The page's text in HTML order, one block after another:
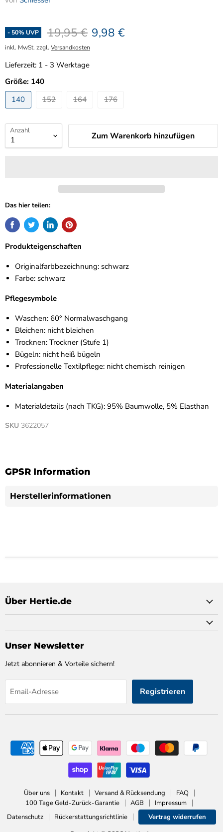
- 50% UVP Ursprünglicher Preis
19,95 € Aktueller Preis
9,98 €
inkl. MwSt. zzgl. Versandkosten
Lieferzeit: 1 - 3 Werktage
Größe: 140
140
152 164 176
Anzahl Zum Warenkorb hinzufügen
Das hier teilen:
Produkteigenschaften
Originalfarbbezeichnung: schwarz
Farbe: schwarz
Pflegesymbole
Waschen: 60° Normalwaschgang
Bleichen: nicht bleichen
Trocknen: Trockner (Stufe 1)
Bügeln: nicht heiß bügeln
Professionelle Textilpflege: nicht chemisch reinigen
Materialangaben
Materialdetails (nach TKG): 95% Baumwolle, 5% Elasthan
SKU 3622057
GPSR Information
Herstellerinformationen
Über Hertie.de
Unser Newsletter
Jetzt abonnieren & Vorteile sichern!
Email-Adresse Registrieren
Über uns Kontakt Versand & Rücksendung
FAQ
100 Tage Geld-Zurück-Garantie
AGB
Impressum
Datenschutz
Rückerstattungsrichtlinie
Vertrag widerrufen